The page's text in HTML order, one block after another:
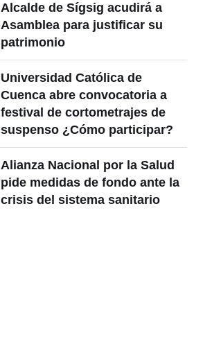
Alcalde de Sígsig acudirá a
Asamblea para justificar su
patrimonio
Universidad Católica de
Cuenca abre convocatoria a
festival de cortometrajes de
suspenso ¿Cómo participar?
Alianza Nacional por la Salud
pide medidas de fondo ante la
crisis del sistema sanitario